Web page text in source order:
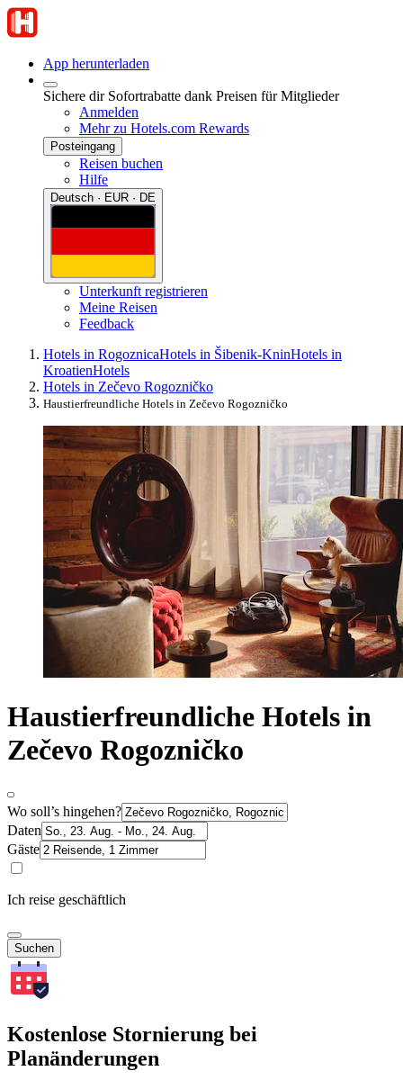
App herunterladen
Sichere dir Sofortrabatte dank Preisen für Mitglieder
Anmelden
Mehr zu Hotels.com Rewards
Posteingang
Reisen buchen
Hilfe
Deutsch · EUR · DE
Unterkunft registrieren
Meine Reisen
Feedback
Hotels in RogoznicaHotels in Šibenik-KninHotels in
KroatienHotels
Hotels in Zečevo Rogozničko
Haustierfreundliche Hotels in Zečevo Rogozničko
Haustierfreundliche Hotels in
Zečevo Rogozničko
Wo soll’s hingehen?
Daten
Gäste
Ich reise geschäftlich
Suchen
Kostenlose Stornierung bei
Planänderungen